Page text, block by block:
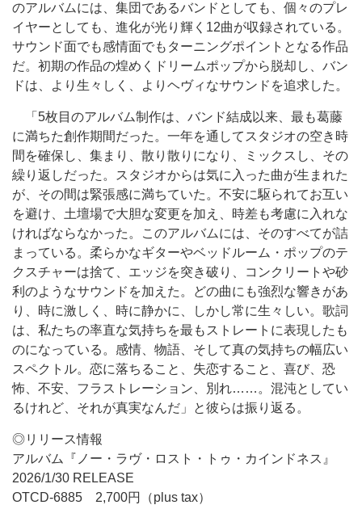
のアルバムには、集団であるバンドとしても、個々のプレ
イヤーとしても、進化が光り輝く12曲が収録されている。
サウンド面でも感情面でもターニングポイントとなる作品
だ。初期の作品の煌めくドリームポップから脱却し、バン
ドは、より生々しく、よりヘヴィなサウンドを追求した。
「5枚目のアルバム制作は、バンド結成以来、最も葛藤
に満ちた創作期間だった。一年を通してスタジオの空き時
間を確保し、集まり、散り散りになり、ミックスし、その
繰り返しだった。スタジオからは気に入った曲が生まれた
が、その間は緊張感に満ちていた。不安に駆られてお互い
を避け、土壇場で大胆な変更を加え、時差も考慮に入れな
ければならなかった。このアルバムには、そのすべてが詰
まっている。柔らかなギターやベッドルーム・ポップのテ
クスチャーは捨て、エッジを突き破り、コンクリートや砂
利のようなサウンドを加えた。どの曲にも強烈な響きがあ
り、時に激しく、時に静かに、しかし常に生々しい。歌詞
は、私たちの率直な気持ちを最もストレートに表現したも
のになっている。感情、物語、そして真の気持ちの幅広い
スペクトル。恋に落ちること、失恋すること、喜び、恐
怖、不安、フラストレーション、別れ……。混沌としてい
るけれど、それが真実なんだ」と彼らは振り返る。
◎リリース情報
アルバム『ノー・ラヴ・ロスト・トゥ・カインドネス』
2026/1/30 RELEASE
OTCD-6885 2,700円（plus tax）